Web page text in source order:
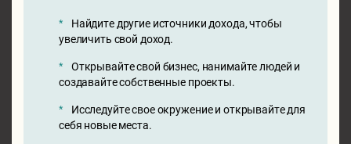
Найдите другие источники дохода, чтобы
увеличить свой доход.
Открывайте свой бизнес, нанимайте людей и
создавайте собственные проекты.
Исследуйте свое окружение и открывайте для
себя новые места.